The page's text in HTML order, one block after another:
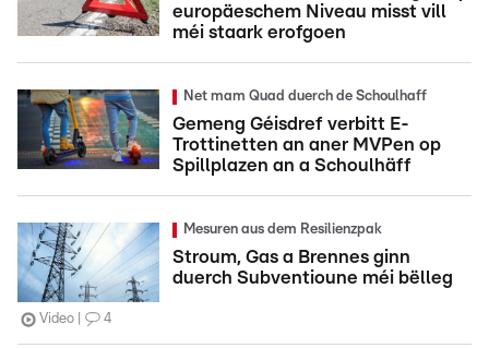
europäeschem Niveau misst vill
méi staark erofgoen
Net mam Quad duerch de Schoulhaff
Gemeng Géisdref verbitt E-
Trottinetten an aner MVPen op
Spillplazen an a Schoulhäff
Mesuren aus dem Resilienzpak
Stroum, Gas a Brennes ginn
duerch Subventioune méi bëlleg
Video 4